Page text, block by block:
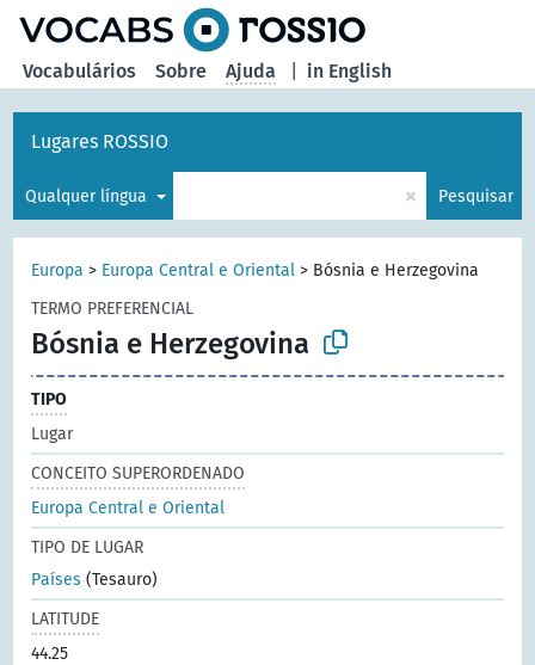
in English
Vocabulários Sobre Ajuda
Lugares ROSSIO
Qualquer língua × Pesquisar
Europa > Europa Central e Oriental > Bósnia e Herzegovina
TERMO PREFERENCIAL
Bósnia e Herzegovina
TIPO
Lugar
CONCEITO SUPERORDENADO
Europa Central e Oriental
TIPO DE LUGAR
Países (Tesauro)
LATITUDE
44.25